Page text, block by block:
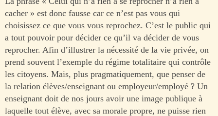
cacher » est donc fausse car ce n’est pas vous qui
choisissez ce que vous vous reprochez. C’est le public qui
a tout pouvoir pour décider ce qu’il va décider de vous
reprocher. Afin d’illustrer la nécessité de la vie privée, on
prend souvent l’exemple du régime totalitaire qui contrôle
les citoyens. Mais, plus pragmatiquement, que penser de
la relation élèves/enseignant ou employeur/employé ? Un
enseignant doit de nos jours avoir une image publique à
laquelle tout élève, avec sa morale propre, ne puisse rien